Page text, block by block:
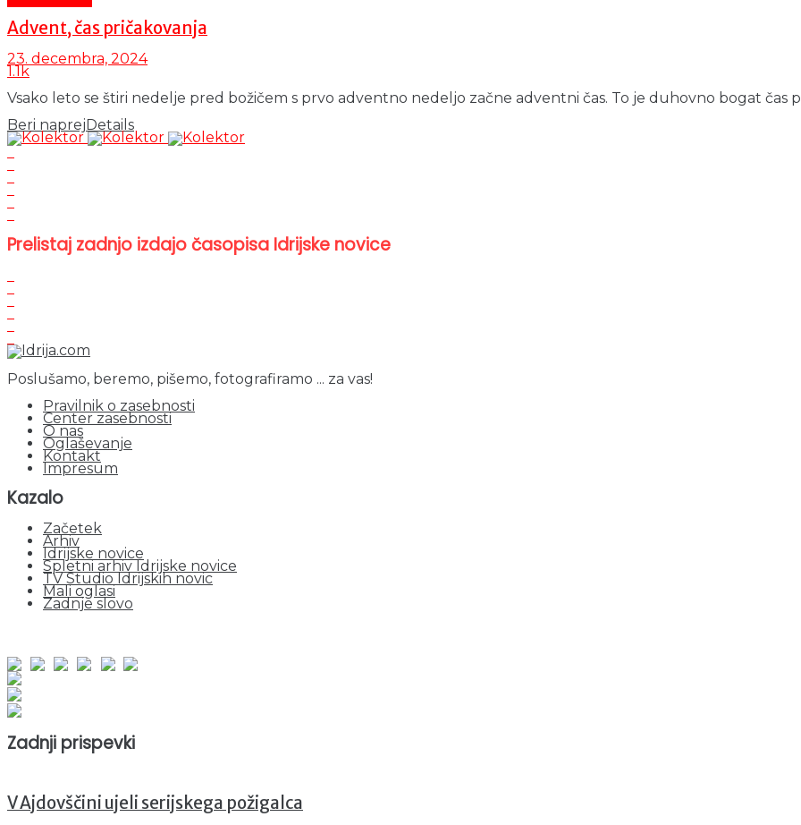
Advent, čas pričakovanja
23. decembra, 2024
1.1k
Vsako leto se štiri nedelje pred božičem s prvo adventno nedeljo začne adventni čas. To je duhovno bogat čas
Beri naprej Details
Prelistaj zadnjo izdajo časopisa Idrijske novice
Poslušamo, beremo, pišemo, fotografiramo ... za vas!
Pravilnik o zasebnosti
Center zasebnosti
O nas
Oglaševanje
Kontakt
Impresum
Kazalo
Začetek
Arhiv
Idrijske novice
Spletni arhiv Idrijske novice
TV Studio Idrijskih novic
Mali oglasi
Zadnje slovo
Zadnji prispevki
V Ajdovščini ujeli serijskega požigalca